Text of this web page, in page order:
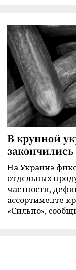
В крупной
На Украине
отдельных
частности,
ассортименте
«Сильпо»,